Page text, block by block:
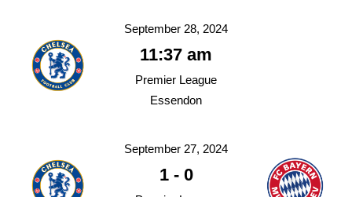
September 28, 2024
11:37 am
Premier League
Essendon
September 27, 2024
1- 0